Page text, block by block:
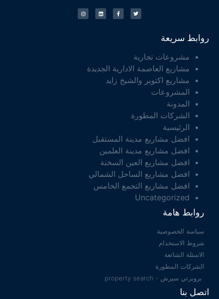
روابط سريعة
مشروعات تجارية
مشاريع العاصمة الادارية الجديدة
مشاريع اكتوبر والشيخ زايد
المشروعات
المدونة
الشركات المطورة
الرئيسية
افضل مشاريع مدينة المستقبل
افضل مشاريع مدينة العلمين
افضل مشاريع العين السخنة
افضل مشاريع الساحل الشمالي
افضل مشاريع التجمع الخامس
Uncategorized
روابط هامة
سياسة الخصوصية
شروط الاستخدام
الاسئلة الشائعة
الشركات المطورة
بروبرتي سيرش - property search
اتصل بنا